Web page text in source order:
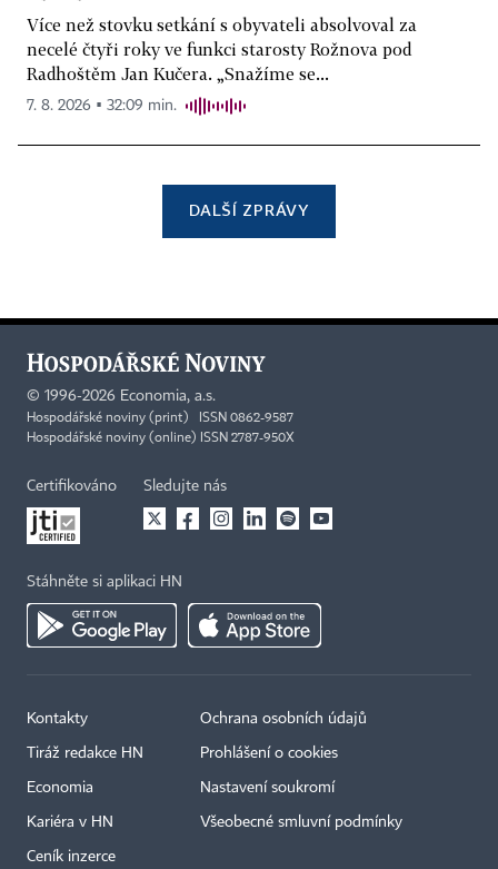
Více než stovku setkání s obyvateli absolvoval za
necelé čtyři roky ve funkci starosty Rožnova pod
Radhoštěm Jan Kučera. „Snažíme se...
7. 8. 2026 ▪ 32:09 min.
DALŠÍ ZPRÁVY
© 1996-2026 Economia, a.s.
Hospodářské noviny (print) ISSN 0862-9587
Hospodářské noviny (online) ISSN 2787-950X
Certifikováno Sledujte nás
Stáhněte si aplikaci HN
Kontakty
Tiráž redakce HN
Economia
Kariéra v HN
Ceník inzerce
Ochrana osobních údajů
Prohlášení o cookies
Nastavení soukromí
Všeobecné smluvní podmínky